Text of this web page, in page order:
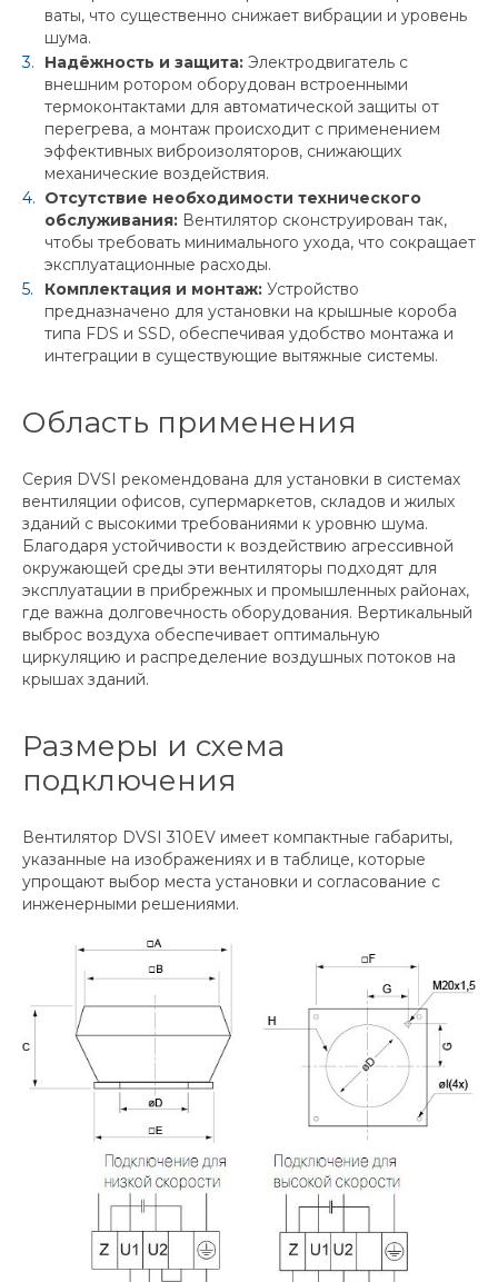
ваты, что существенно снижает вибрации и уровень
шума.
Надёжность и защита: Электродвигатель с
внешним ротором оборудован встроенными
термоконтактами для автоматической защиты от
перегрева, а монтаж происходит с применением
эффективных виброизоляторов, снижающих
механические воздействия.
Отсутствие необходимости технического
обслуживания: Вентилятор сконструирован так,
чтобы требовать минимального ухода, что сокращает
эксплуатационные расходы.
Комплектация и монтаж: Устройство
предназначено для установки на крышные короба
типа FDS и SSD, обеспечивая удобство монтажа и
интеграции в существующие вытяжные системы.
Область применения
Серия DVSI рекомендована для установки в системах
вентиляции офисов, супермаркетов, складов и жилых
зданий с высокими требованиями к уровню шума.
Благодаря устойчивости к воздействию агрессивной
окружающей среды эти вентиляторы подходят для
эксплуатации в прибрежных и промышленных районах,
где важна долговечность оборудования. Вертикальный
выброс воздуха обеспечивает оптимальную
циркуляцию и распределение воздушных потоков на
крышах зданий.
Размеры и схема
подключения
Вентилятор DVSI 310EV имеет компактные габариты,
указанные на изображениях и в таблице, которые
упрощают выбор места установки и согласование с
инженерными решениями.